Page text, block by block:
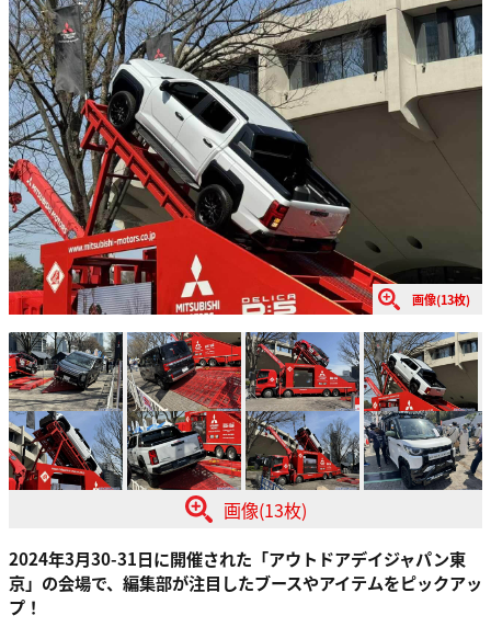
画像(13枚)
画像(13枚)
2024年3月30-31日に開催された「アウトドアデイジャパン東
京」の会場で、編集部が注目したブースやアイテムをピックアッ
プ！